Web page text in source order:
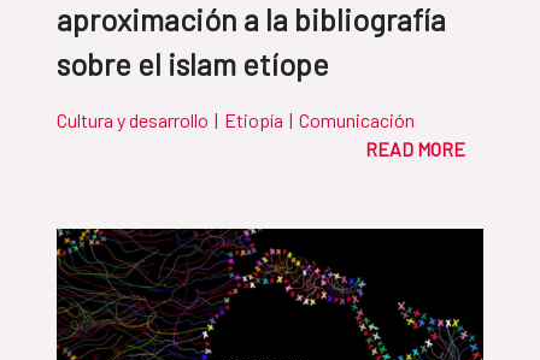
aproximación a la bibliografía
sobre el islam etíope
Cultura y desarrollo | Etiopía | Comunicación
READ MORE